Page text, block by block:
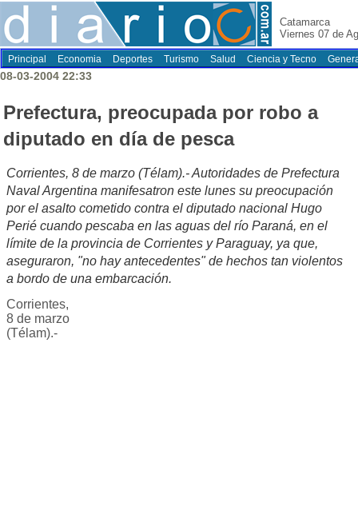
Catamarca
Viernes 07 de
Principal Economia Deportes Turismo Salud Ciencia y Tecno
08-03-2004 22:33
Prefectura, preocupada por robo a
diputado en día de pesca
Corrientes, 8 de marzo (Télam).- Autoridades de Prefectura
Naval Argentina manifesatron este lunes su preocupación
por el asalto cometido contra el diputado nacional Hugo
Perié cuando pescaba en las aguas del río Paraná, en el
límite de la provincia de Corrientes y Paraguay, ya que,
aseguraron, "no hay antecedentes" de hechos tan violentos
a bordo de una embarcación.
Corrientes,
8 de marzo
(Télam).-